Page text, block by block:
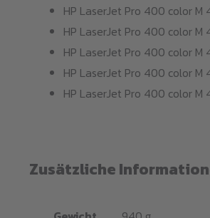
HP LaserJet Pro 400 color M
HP LaserJet Pro 400 color M
HP LaserJet Pro 400 color M
HP LaserJet Pro 400 color M
HP LaserJet Pro 400 color M
Zusätzliche